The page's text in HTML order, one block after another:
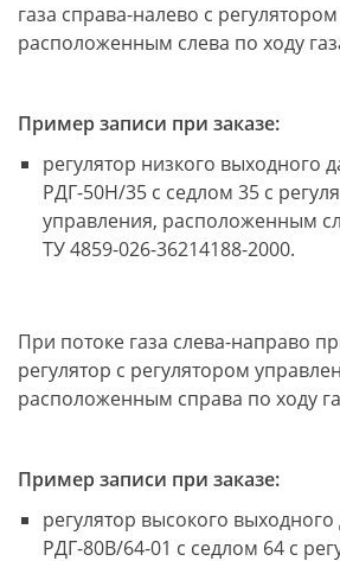
газа справа-налево с
расположенным слева по ходу
Пример записи при заказе:
регулятор низкого выходного
РДГ-50Н/35 с седлом 35 с
управления, расположенным
ТУ 4859-026-36214188-2000.
При потоке газа слева-направо
регулятор с регулятором
расположенным справа по ходу
Пример записи при заказе:
регулятор высокого
РДГ-80В/64-01 с седлом 64 с